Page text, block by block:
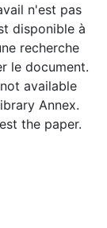
n'est pas
disponible à
recherche
le document.
available
Annex.
the paper.